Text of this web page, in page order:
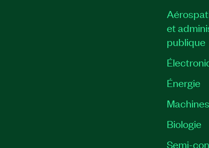
et
publique
Énergie​
Biologie
Semi-